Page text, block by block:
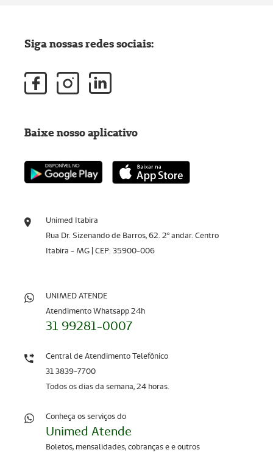
Unimed Itabira
Rua Dr. Sizenando de Barros, 62. 2º andar. Centro
Itabira - MG | CEP: 35900-006
UNIMED ATENDE
Atendimento Whatsapp 24h
31 99281-0007
Central de Atendimento Telefônico
31 3839-7700
Todos os dias da semana, 24 horas.
Conheça os serviços do
Unimed Atende
Boletos, mensalidades, cobranças e e outros
Siga nossas redes sociais:
Baixe nosso aplicativo